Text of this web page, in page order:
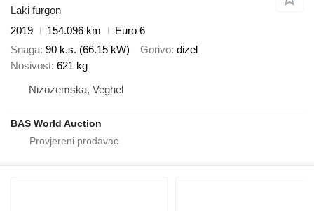
Laki furgon
2019
154.096 km
Euro 6
Snaga 90 k.s. (66.15 kW) Gorivo dizel
Nosivost 621 kg
Nizozemska, Veghel
BAS World Auction